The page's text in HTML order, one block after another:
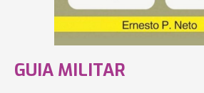
GUIA MILITAR